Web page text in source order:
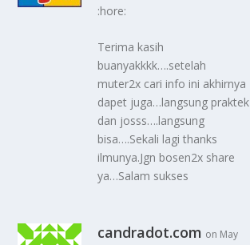
:hore:
Terima kasih
buanyakkkk….setelah
muter2x cari info ini akhirnya
dapet juga…langsung praktek
dan josss….langsung
bisa….Sekali lagi thanks
ilmunya.Jgn bosen2x share
ya…Salam sukses
candradot.com on May